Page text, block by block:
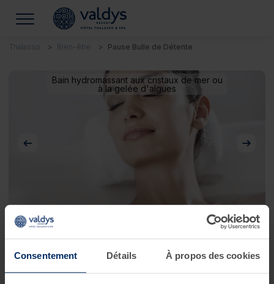
Consentement Détails À propos des cookies
Thalasso Bien-être Pause Bulle de Détente
Bain hydromassant aux cristaux de mer ou
à la gelée d'algues
Pause Bulle de Détente
Les plaisirs de la thalasso et du spa !